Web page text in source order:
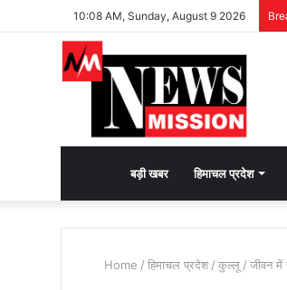
10:08 AM, Sunday, August 9 2026
भक्ति
बड़ी खबर हिमाचल प्रदेश
Home / हिमाचल प्रदेश / कुल्लू / जीवन में